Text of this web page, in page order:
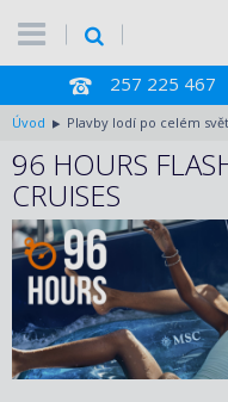
257 225 467
Úvod Plavby lodí po celém
96 HOURS
CRUISES